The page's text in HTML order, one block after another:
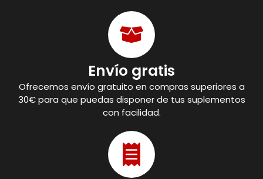
Envío gratis
Ofrecemos envío gratuito en compras superiores a
30€ para que puedas disponer de tus suplementos
con facilidad.